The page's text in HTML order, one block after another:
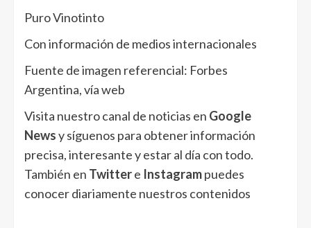
Puro Vinotinto
Con información de medios internacionales
Fuente de imagen referencial: Forbes
Argentina, vía web
Visita nuestro canal de noticias en Google
Newsy síguenos para obtener información
precisa, interesante y estar al día con todo.
También en Twittere Instagrampuedes
conocer diariamente nuestros contenidos